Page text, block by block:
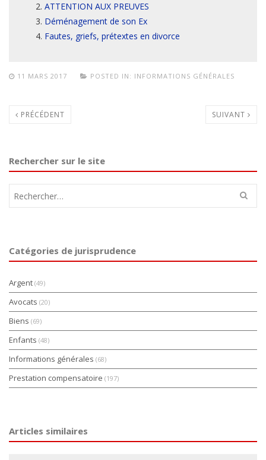
ATTENTION AUX PREUVES
Déménagement de son Ex
Fautes, griefs, prétextes en divorce
11 MARS 2017 POSTED IN: INFORMATIONS GÉNÉRALES
PRÉCÉDENT SUIVANT
Rechercher sur le site
Catégories de jurisprudence
Argent (49)
Avocats (20)
Biens (69)
Enfants (48)
Informations générales (68)
Prestation compensatoire (197)
Articles similaires